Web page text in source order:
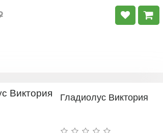
Гладиолус Виктория